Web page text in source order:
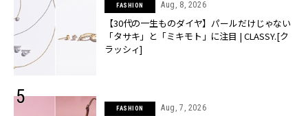
FASHION Aug, 8, 2026
【30代の一生ものダイヤ】パールだけじゃない
「タサキ」と「ミキモト」に注目 | CLASSY.[ク
ラッシィ]
FASHION Aug, 7, 2026